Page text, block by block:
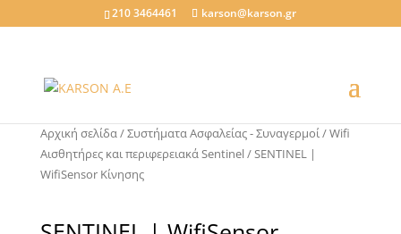
210 3464461 karson@karson.gr
Αρχική σελίδα/Συστήματα Ασφαλείας - Συναγερμοί/Wifi
Αισθητήρες και περιφερειακά Sentinel/ SENTINEL |
WifiSensor Κίνησης